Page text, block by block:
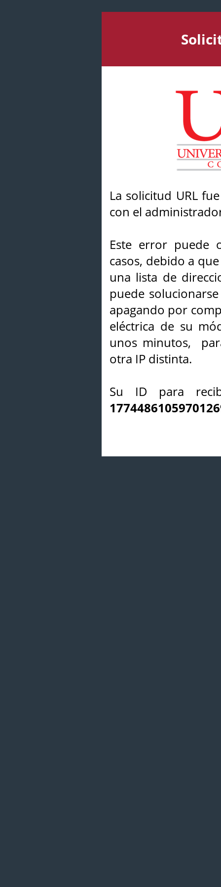
La solicitud URL
con el
Este error puede
casos, debido a
una lista de
puede
apagando por
eléctrica de su
unos minutos,
otra IP distinta.
Su ID para